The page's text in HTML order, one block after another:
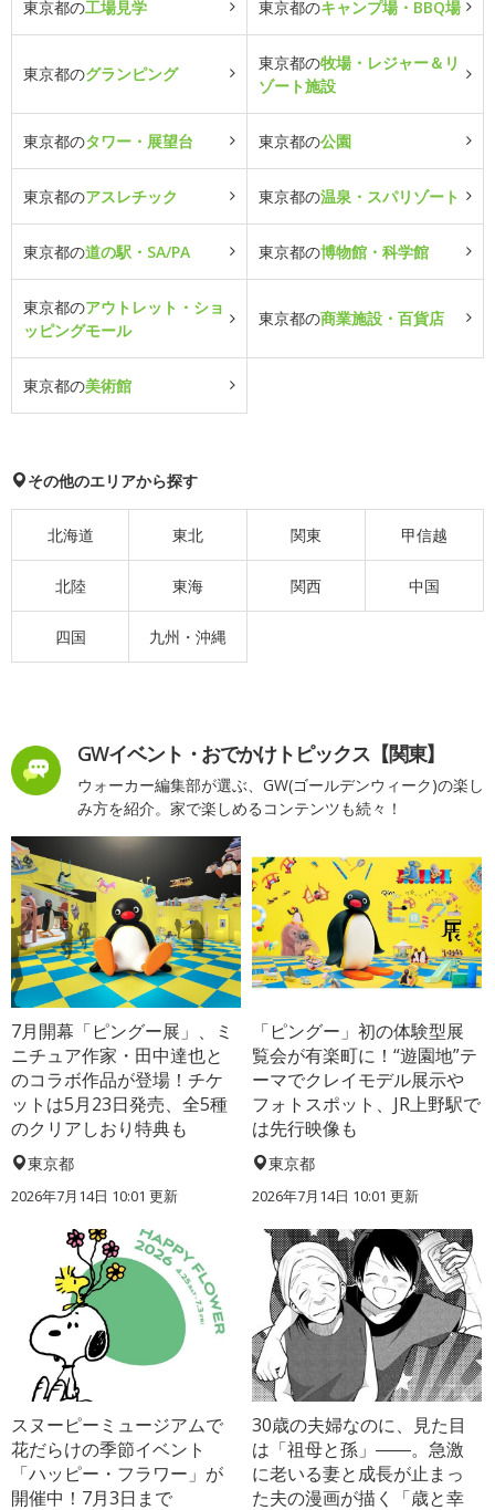
東京都の工場見学 東京都のキャンプ場・BBQ場
東京都のグランピング
東京都の牧場・レジャー＆リ
ゾート施設
東京都のタワー・展望台 東京都の公園
東京都のアスレチック 東京都の温泉・スパリゾート
東京都の道の駅・SA/PA 東京都の博物館・科学館
東京都のアウトレット・ショ
ッピングモール
東京都の商業施設・百貨店
東京都の美術館
その他のエリアから探す
北海道 東北 関東 甲信越
北陸 東海 関西 中国
四国 九州・沖縄
GWイベント・おでかけトピックス【関東】
ウォーカー編集部が選ぶ、GW(ゴールデンウィーク)の楽し
み方を紹介。家で楽しめるコンテンツも続々！
7月開幕「ピングー展」、ミ
ニチュア作家・田中達也と
のコラボ作品が登場！チケ
ットは5月23日発売、全5種
のクリアしおり特典も
東京都
2026年7月14日 10:01 更新
「ピングー」初の体験型展
覧会が有楽町に！“遊園地”テ
ーマでクレイモデル展示や
フォトスポット、JR上野駅で
は先行映像も
東京都
2026年7月14日 10:01 更新
スヌーピーミュージアムで
花だらけの季節イベント
「ハッピー・フラワー」が
開催中！7月3日まで
30歳の夫婦なのに、見た目
は「祖母と孫」――。急激
に老いる妻と成長が止まっ
た夫の漫画が描く「歳と幸